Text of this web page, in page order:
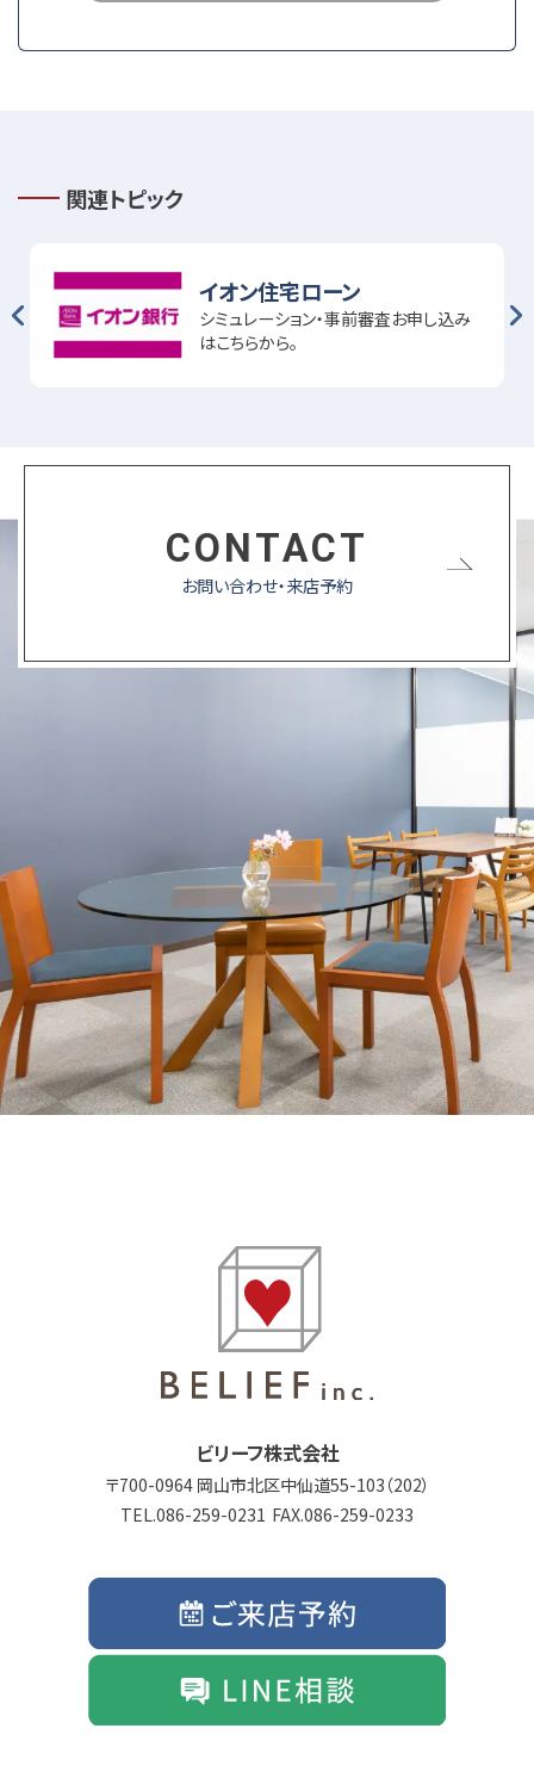
関連トピック
イオン住宅ローン
シミュレーション・事前審査お申し込み
はこちらから。
CONTACT
お問い合わせ・来店予約
ビリーフ株式会社
700-0964 岡山市北区中仙道55-103（202）
086-259-0231
086-259-0233